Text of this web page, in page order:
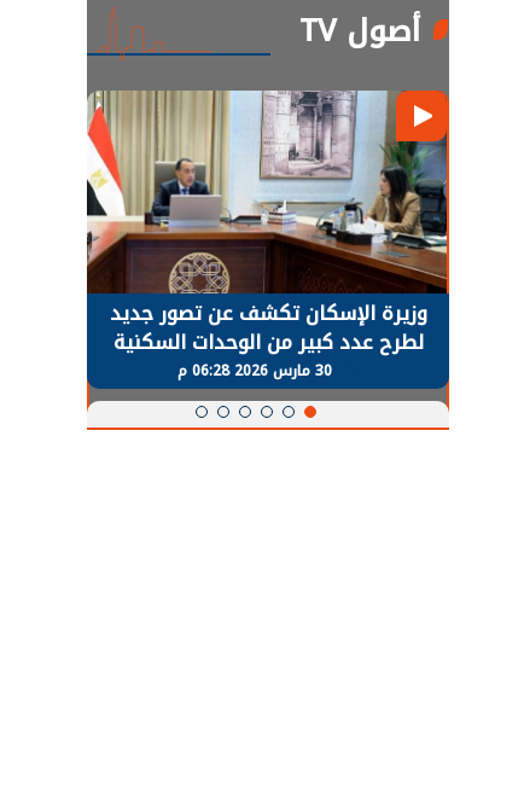
أصول TV
وزيرة الإسكان تكشف عن تصور جديد
لطرح عدد كبير من الوحدات السكنية
بنظام الإيجار